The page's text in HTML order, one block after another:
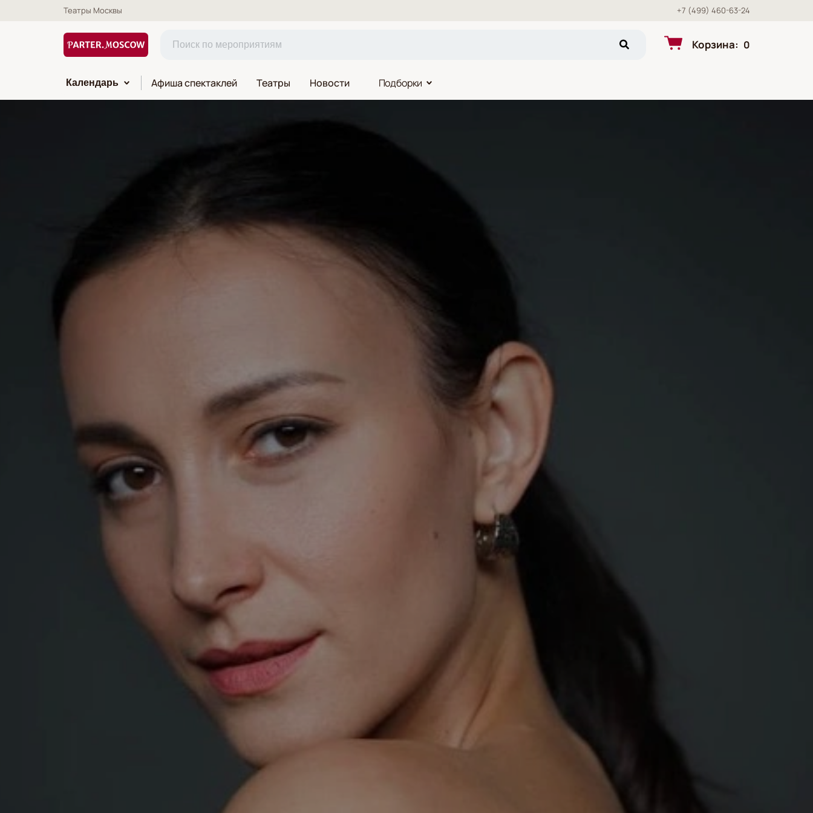
Театры Москвы +7 (499) 460-63-24
Корзина: 0
Календарь Афиша спектаклей Театры Новости Подборки